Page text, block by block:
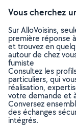
Vous cherchez
Sur AlloVoisins,
première réponse
et trouvez en
autour de chez
fumiste
Consultez les
particuliers, qui
réalisation,
votre demande et
Conversez
des échanges
intégrés.